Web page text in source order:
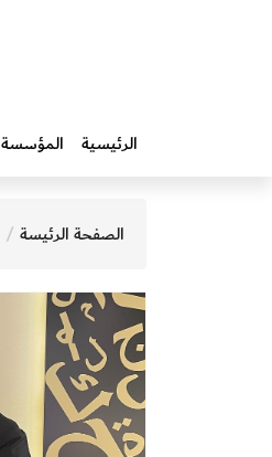
الرئيسية المؤسسة
الصفحة الرئيسة